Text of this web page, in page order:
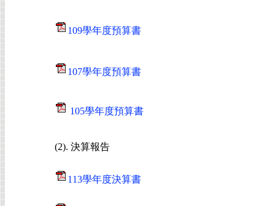
109學年度預算書
107學年度預算書
105學年度預算書
(2). 決算報告
113學年度決算書